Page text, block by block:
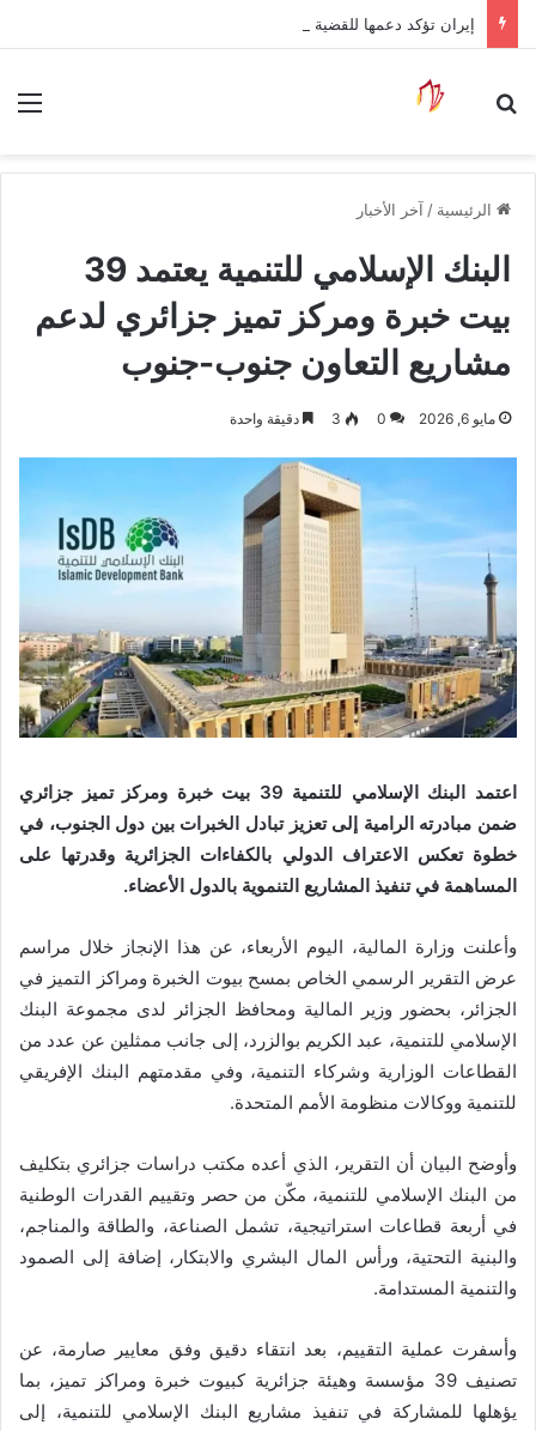
بحث عن
الرئيسية / آخر الأخبار
البنك الإسلامي للتنمية يعتمد 39
بيت خبرة ومركز تميز جزائري لدعم
مشاريع التعاون جنوب-جنوب
مايو 6, 2026 0
3 دقيقة واحدة
اعتمد البنك الإسلامي للتنمية 39 بيت خبرة ومركز تميز جزائري
ضمن مبادرته الرامية إلى تعزيز تبادل الخبرات بين دول الجنوب، في
خطوة تعكس الاعتراف الدولي بالكفاءات الجزائرية وقدرتها على
المساهمة في تنفيذ المشاريع التنموية بالدول الأعضاء.
وأعلنت وزارة المالية، اليوم الأربعاء، عن هذا الإنجاز خلال مراسم
عرض التقرير الرسمي الخاص بمسح بيوت الخبرة ومراكز التميز في
الجزائر، بحضور وزير المالية ومحافظ الجزائر لدى مجموعة البنك
الإسلامي للتنمية، عبد الكريم بوالزرد، إلى جانب ممثلين عن عدد من
القطاعات الوزارية وشركاء التنمية، وفي مقدمتهم البنك الإفريقي
للتنمية ووكالات منظومة الأمم المتحدة.
وأوضح البيان أن التقرير، الذي أعده مكتب دراسات جزائري بتكليف
من البنك الإسلامي للتنمية، مكّن من حصر وتقييم القدرات الوطنية
في أربعة قطاعات استراتيجية، تشمل الصناعة، والطاقة والمناجم،
والبنية التحتية، ورأس المال البشري والابتكار، إضافة إلى الصمود
والتنمية المستدامة.
وأسفرت عملية التقييم، بعد انتقاء دقيق وفق معايير صارمة، عن
تصنيف 39 مؤسسة وهيئة جزائرية كبيوت خبرة ومراكز تميز، بما
يؤهلها للمشاركة في تنفيذ مشاريع البنك الإسلامي للتنمية، إلى